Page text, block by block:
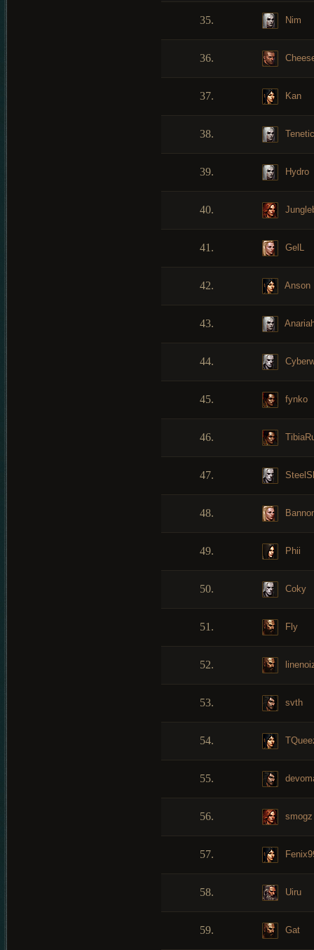
35. Nim
36.
37. Kan
38. Tenetic
39. Hydro
40.
41. GelL
42. Anson
43.
44.
45. fynko
46.
47.
48.
49. Phii
50. Coky
51. Fly
52.
53. svth
54.
55.
56. smogz
57.
58. Uiru
59. Gat